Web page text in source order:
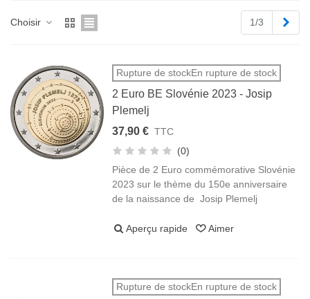
Choisir 1/3
Rupture de stockEn rupture de stock
2 Euro BE Slovénie 2023 - Josip
Plemelj
37,90 € TTC
(0)
Pièce de 2 Euro commémorative Slovénie
2023 sur le thème du 150e anniversaire
de la naissance de Josip Plemelj
Aperçu rapide Aimer
Rupture de stockEn rupture de stock